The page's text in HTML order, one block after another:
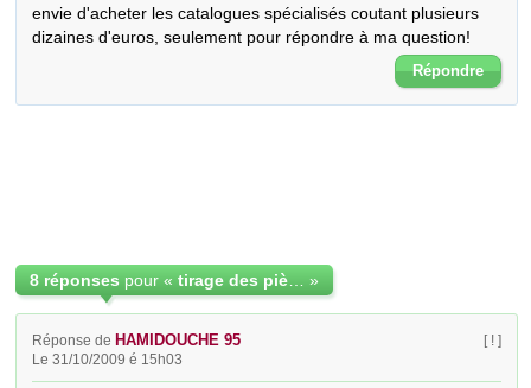
envie d'acheter les catalogues spécialisés coutant plusieurs
dizaines d'euros, seulement pour répondre à ma question!
Répondre
8 réponses pour « »
Réponse de HAMIDOUCHE 95
Le 31/10/2009 é 15h03
[ ! ]